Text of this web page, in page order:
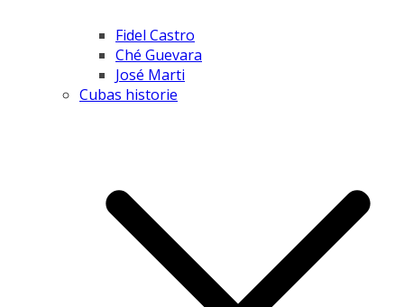
Fidel Castro
Ché Guevara
José Marti
Cubas historie